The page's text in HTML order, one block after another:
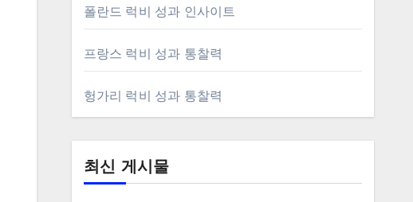
폴란드 럭비 성과 인사이트
프랑스 럭비 성과 통찰력
헝가리 럭비 성과 통찰력
최신 게시물